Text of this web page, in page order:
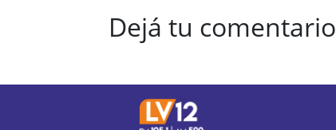
Dejá tu comentario